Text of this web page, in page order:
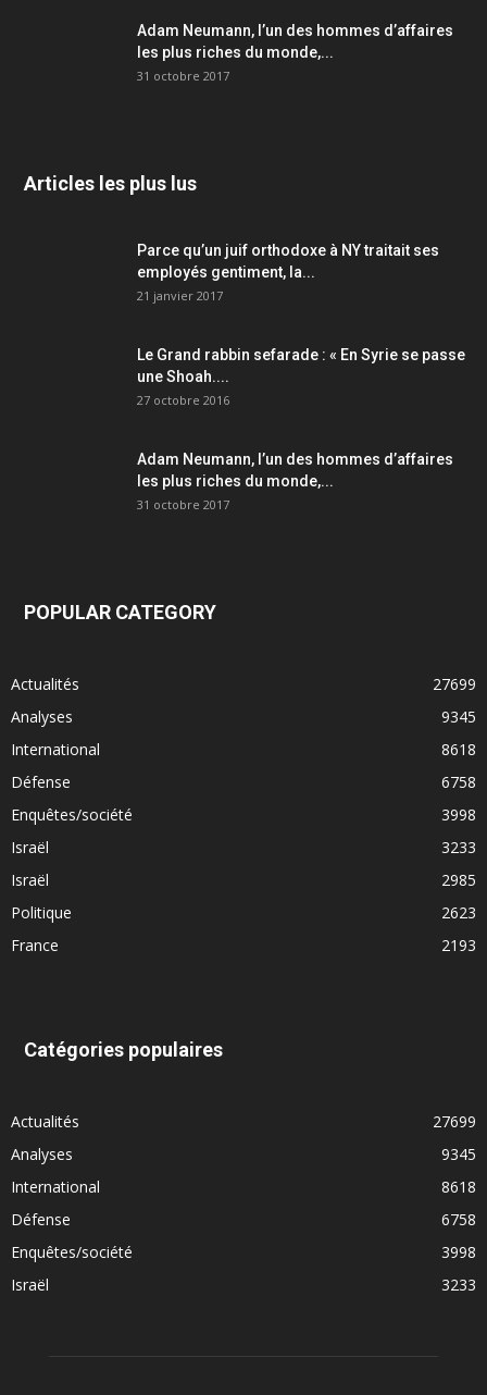
Adam Neumann, l’un des hommes d’affaires
les plus riches du monde,...
31 octobre 2017
Articles les plus lus
Parce qu’un juif orthodoxe à NY traitait ses
employés gentiment, la...
21 janvier 2017
Le Grand rabbin sefarade : « En Syrie se passe
une Shoah....
27 octobre 2016
Adam Neumann, l’un des hommes d’affaires
les plus riches du monde,...
31 octobre 2017
POPULAR CATEGORY
Actualités
27699
Analyses
9345
International
8618
Défense
6758
Enquêtes/société
3998
Israël
3233
Israël
2985
Politique
2623
France
2193
Catégories populaires
Actualités
27699
Analyses
9345
International
8618
Défense
6758
Enquêtes/société
3998
Israël
3233